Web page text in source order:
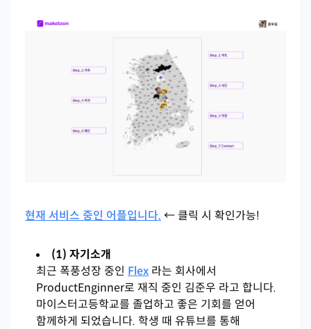
현재 서비스 중인 어플입니다. ← 클릭 시 확인가능!
(1) 자기소개
최근 폭풍성장 중인 Flex 라는 회사에서
ProductEnginner로 재직 중인 김준우 라고 합니다.
마이스터고등학교를 졸업하고 좋은 기회를 얻어
함께하게 되었습니다. 학생 때 유튜브를 통해